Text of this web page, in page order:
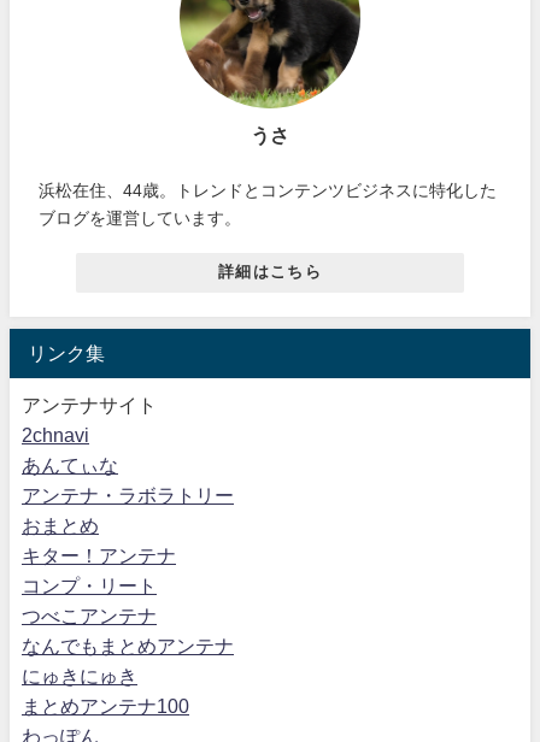
うさ
浜松在住、44歳。トレンドとコンテンツビジネスに特化した
ブログを運営しています。
詳細はこちら
リンク集
アンテナサイト
2chnavi
あんてぃな
アンテナ・ラボラトリー
おまとめ
キター！アンテナ
コンプ・リート
つべこアンテナ
なんでもまとめアンテナ
にゅきにゅき
まとめアンテナ100
わっぽん